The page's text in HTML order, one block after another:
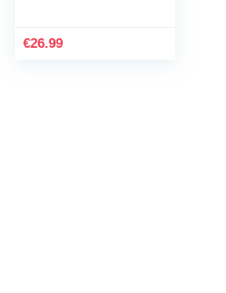
gezichtsuitdrukking.
€26.99